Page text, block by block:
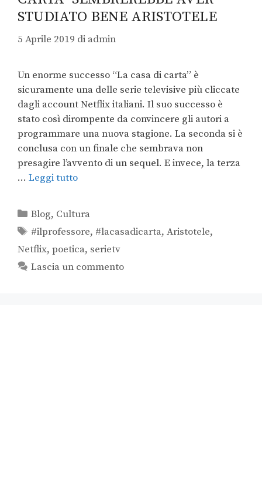
STUDIATO BENE ARISTOTELE
5 Aprile 2019 di admin
Un enorme successo “La casa di carta” è
sicuramente una delle serie televisive più cliccate
dagli account Netflix italiani. Il suo successo è
stato così dirompente da convincere gli autori a
programmare una nuova stagione. La seconda si è
conclusa con un finale che sembrava non
presagire l’avvento di un sequel. E invece, la terza
… Leggi tutto
Blog, Cultura
#ilprofessore, #lacasadicarta,Aristotele,
Netflix, poetica, serietv
Lascia un commento